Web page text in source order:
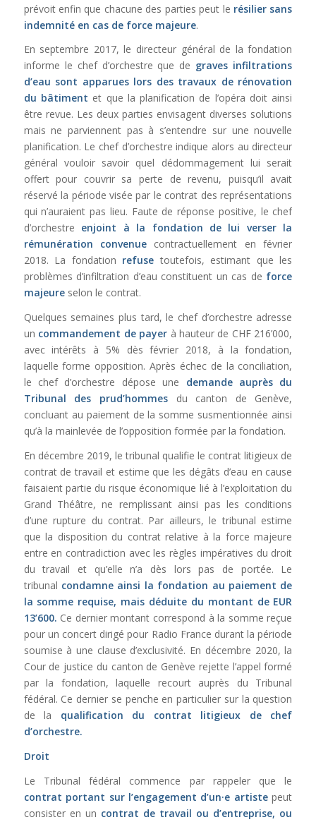
prévoit enfin que chacune des parties peut le résilier sans
indemnité en cas de force majeure.
En septembre 2017, le directeur général de la fondation
informe le chef d’orchestre que de graves infiltrations
d’eau sont apparues lors des travaux de rénovation
du bâtiment et que la planification de l’opéra doit ainsi
être revue. Les deux parties envisagent diverses solutions
mais ne parviennent pas à s’entendre sur une nouvelle
planification. Le chef d’orchestre indique alors au directeur
général vouloir savoir quel dédommagement lui serait
offert pour couvrir sa perte de revenu, puisqu’il avait
réservé la période visée par le contrat des représentations
qui n’auraient pas lieu. Faute de réponse positive, le chef
d’orchestre enjoint à la fondation de lui verser la
rémunération convenue contractuellement en février
2018. La fondation refuse toutefois, estimant que les
problèmes d’infiltration d’eau constituent un cas de force
majeureselon le contrat.
Quelques semaines plus tard, le chef d’orchestre adresse
un commandement de payer à hauteur de CHF 216’000,
avec intérêts à 5% dès février 2018, à la fondation,
laquelle forme opposition. Après échec de la conciliation,
le chef d’orchestre dépose une demande auprès du
Tribunal des prud’hommes du canton de Genève,
concluant au paiement de la somme susmentionnée ainsi
qu’à la mainlevée de l’opposition formée par la fondation.
En décembre 2019, le tribunal qualifie le contrat litigieux de
contrat de travail et estime que les dégâts d’eau en cause
faisaient partie du risque économique lié à l’exploitation du
Grand Théâtre, ne remplissant ainsi pas les conditions
d’une rupture du contrat. Par ailleurs, le tribunal estime
que la disposition du contrat relative à la force majeure
entre en contradiction avec les règles impératives du droit
du travail et qu’elle n’a dès lors pas de portée. Le
tribunal condamne ainsi la fondation au paiement de
la somme requise, mais déduite du montant de EUR
13’600. Ce dernier montant correspond à la somme reçue
pour un concert dirigé pour Radio France durant la période
soumise à une clause d’exclusivité. En décembre 2020, la
Cour de justice du canton de Genève rejette l’appel formé
par la fondation, laquelle recourt auprès du Tribunal
fédéral. Ce dernier se penche en particulier sur la question
de la qualification du contrat litigieux de chef
d’orchestre.
Droit
Le Tribunal fédéral commence par rappeler que le
contrat portant sur l’engagement d’un·e artistepeut
consister en un contrat de travail ou d’entreprise, ou